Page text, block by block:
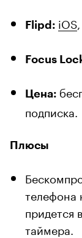
Flipd: iOS
Focus
Цена:
подписка.
Плюсы
телефона
придется
таймера.